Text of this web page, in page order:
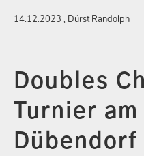
14.12.2023 , Dürst Randolph
Doubles
Turnier
Dübendorf